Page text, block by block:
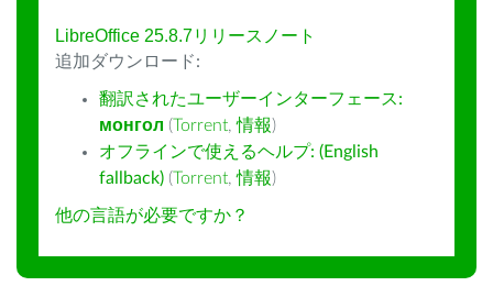
LibreOffice 25.8.7リリースノート
追加ダウンロード:
翻訳されたユーザーインターフェース:
монгол (Torrent,情報)
オフラインで使えるヘルプ: (English
fallback) (Torrent,情報)
他の言語が必要ですか？